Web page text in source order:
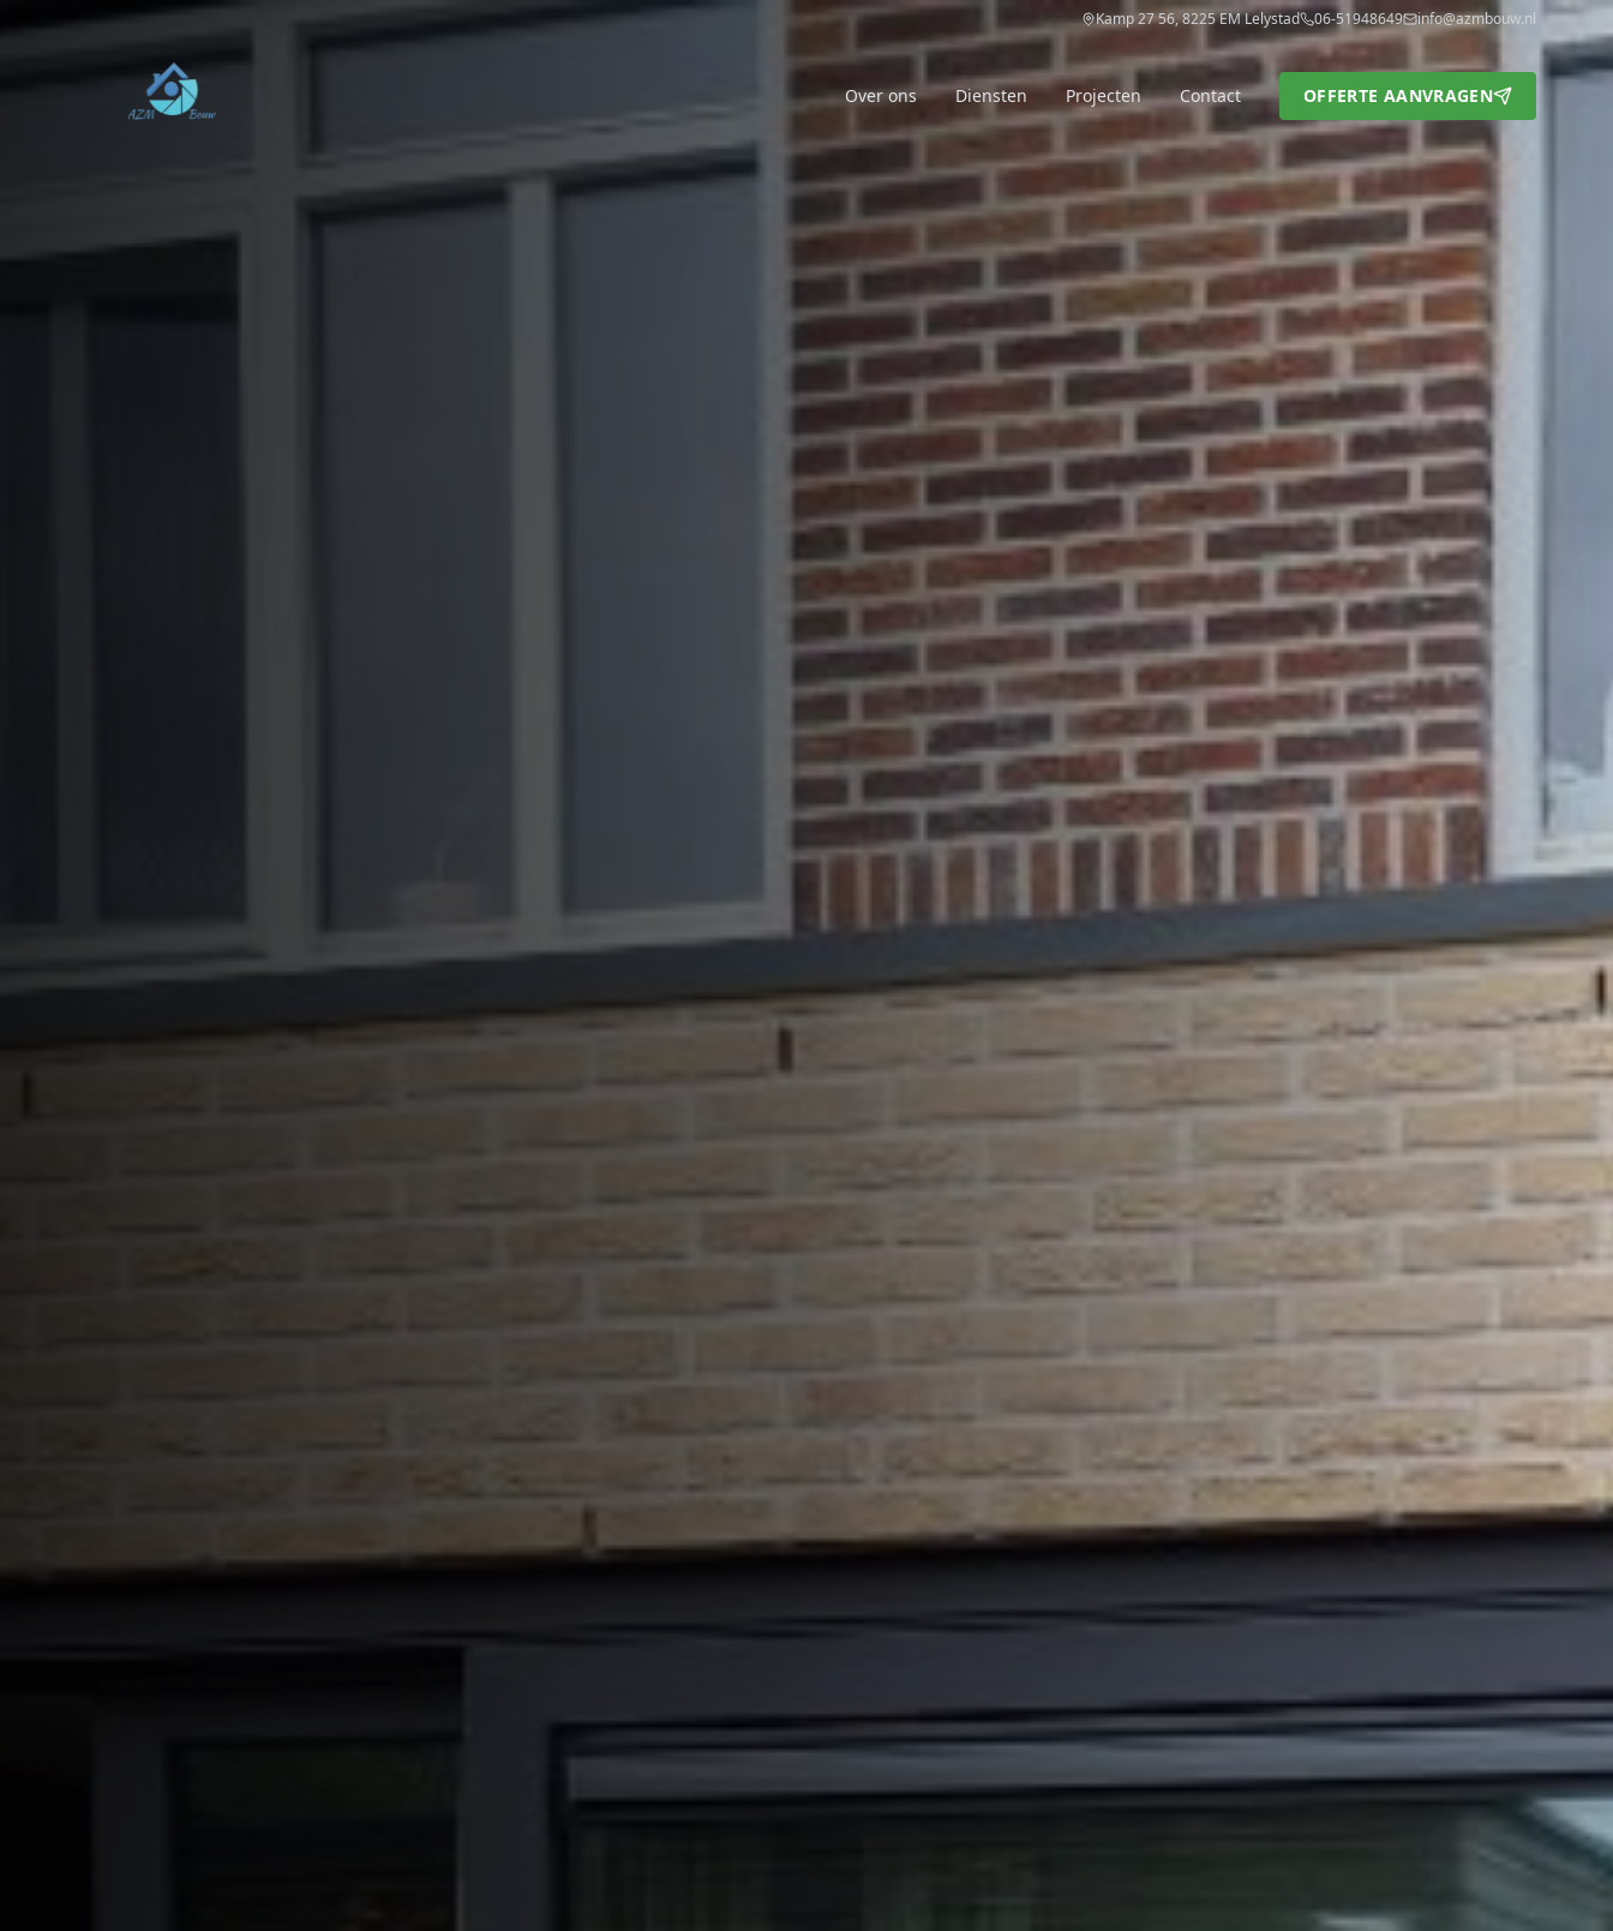
Kamp 27 56, 8225 EM Lelystad 06-51948649 info@azmbouw.nl
Over ons Diensten Projecten Contact OFFERTE AANVRAGEN